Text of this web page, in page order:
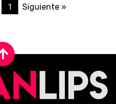
1 Siguiente »